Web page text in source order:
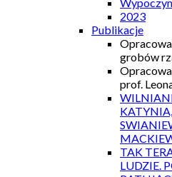
2023
Publikacje
grobów
prof.
TAK
LUDZIE.